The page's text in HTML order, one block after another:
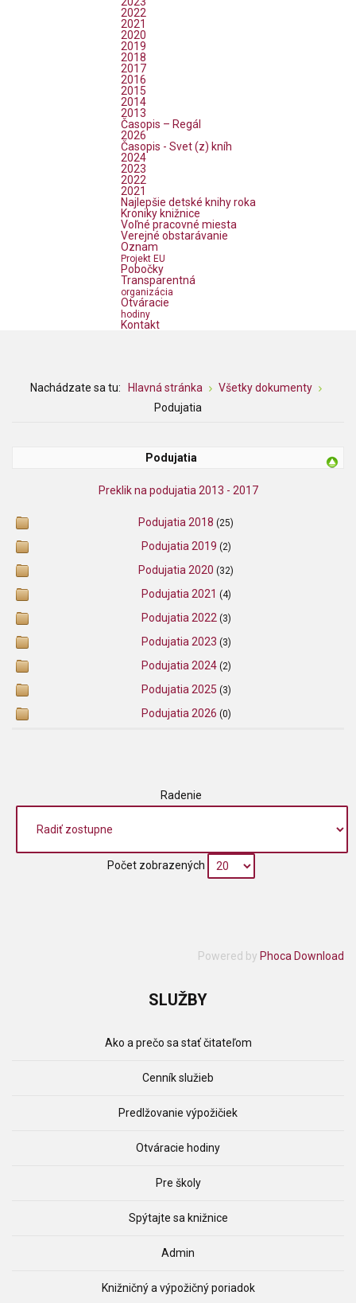
2022
2021
2020
2019
2018
2017
2016
2015
2014
2013
Časopis – Regál
2026
Časopis - Svet (z) kníh
2024
2023
2022
2021
Najlepšie detské knihy roka
Kroniky knižnice
Voľné pracovné miesta
Verejné obstarávanie
Oznam
Projekt EU
Pobočky
Transparentná
organizácia
Otváracie
hodiny
Kontakt
Nachádzate sa tu: Hlavná stránka
Všetky dokumenty
Podujatia
Podujatia
Preklik na podujatia 2013 - 2017
Podujatia 2018 (25)
Podujatia 2019 (2)
Podujatia 2020 (32)
Podujatia 2021 (4)
Podujatia 2022 (3)
Podujatia 2023 (3)
Podujatia 2024 (2)
Podujatia 2025 (3)
Podujatia 2026 (0)
Radenie
Počet zobrazených
Powered by Phoca Download
SLUŽBY
Ako a prečo sa stať čitateľom
Cenník služieb
Predlžovanie výpožičiek
Otváracie hodiny
Pre školy
Spýtajte sa knižnice
Admin
Knižničný a výpožičný poriadok